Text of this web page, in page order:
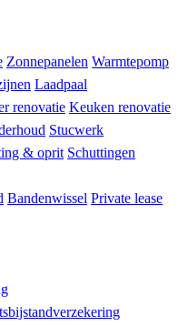
Zonnepanelen Warmtepomp
Laadpaal
renovatie Keuken renovatie
Stucwerk
& oprit Schuttingen
Bandenwissel Private lease